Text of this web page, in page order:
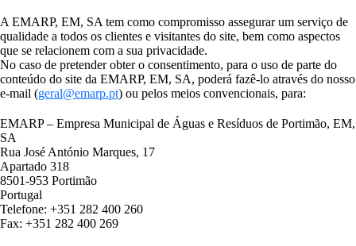
A EMARP, EM, SA tem como compromisso assegurar um serviço de
qualidade a todos os clientes e visitantes do site, bem como aspectos
que se relacionem com a sua privacidade.
No caso de pretender obter o consentimento, para o uso de parte do
conteúdo do site da EMARP, EM, SA, poderá fazê-lo através do nosso
e-mail (geral@emarp.pt) ou pelos meios convencionais, para:
EMARP – Empresa Municipal de Águas e Resíduos de Portimão, EM,
SA
Rua José António Marques, 17
Apartado 318
8501-953 Portimão
Portugal
Telefone: +351 282 400 260
Fax: +351 282 400 269